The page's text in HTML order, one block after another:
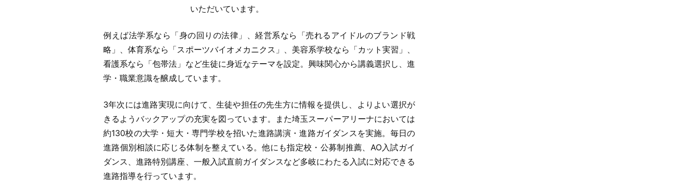
いただいています。
例えば法学系なら「身の回りの法律」、経営系なら「売れるアイドルのブランド戦
略」、体育系なら「スポーツバイオメカニクス」、美容系学校なら「カット実習」、
看護系なら「包帯法」など生徒に身近なテーマを設定。興味関心から講義選択し、進
学・職業意識を醸成しています。
3年次には進路実現に向けて、生徒や担任の先生方に情報を提供し、よりよい選択が
きるようバックアップの充実を図っています。また埼玉スーパーアリーナにおいては
約130校の大学・短大・専門学校を招いた進路講演・進路ガイダンスを実施。毎日の
進路個別相談に応じる体制を整えている。他にも指定校・公募制推薦、AO入試ガイ
ダンス、進路特別講座、一般入試直前ガイダンスなど多岐にわたる入試に対応できる
進路指導を行っています。